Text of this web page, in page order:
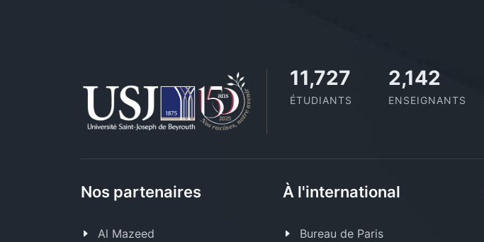
11,727
ÉTUDIANTS
2,142
ENSEIGNANTS
Nos partenaires
Al Mazeed
À l'international
Bureau de Paris